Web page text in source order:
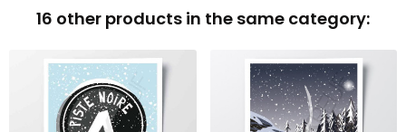
16 other products in the same category: